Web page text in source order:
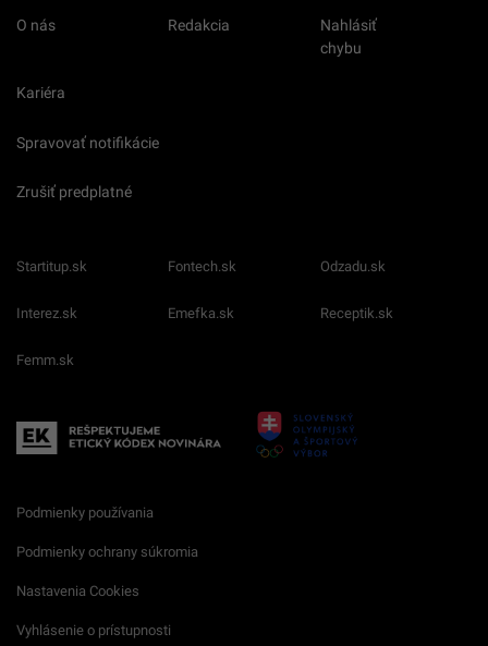
O nás Redakcia
Nahlásiť
chybu
Kariéra
Spravovať notifikácie
Zrušiť predplatné
Startitup.sk Fontech.sk Odzadu.sk
Interez.sk Emefka.sk Receptik.sk
Femm.sk
Podmienky používania
Podmienky ochrany súkromia
Nastavenia Cookies
Vyhlásenie o prístupnosti